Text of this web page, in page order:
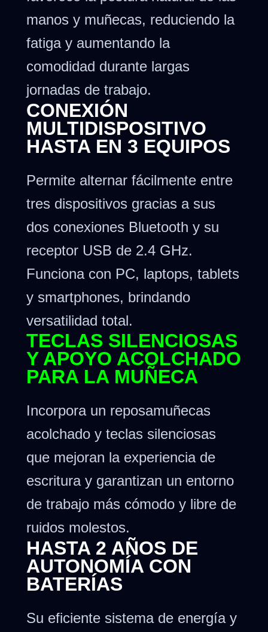
manos y muñecas, reduciendo la
fatiga y aumentando la
comodidad durante largas
jornadas de trabajo.
CONEXIÓN
MULTIDISPOSITIVO
HASTA EN 3 EQUIPOS
Permite alternar fácilmente entre
tres dispositivos gracias a sus
dos conexiones Bluetooth y su
receptor USB de 2.4 GHz.
Funciona con PC, laptops, tablets
y smartphones, brindando
versatilidad total.
TECLAS SILENCIOSAS
Y APOYO ACOLCHADO
PARA LA MUÑECA
Incorpora un reposamuñecas
acolchado y teclas silenciosas
que mejoran la experiencia de
escritura y garantizan un entorno
de trabajo más cómodo y libre de
ruidos molestos.
HASTA 2 AÑOS DE
AUTONOMÍA CON
BATERÍAS
Su eficiente sistema de energía y